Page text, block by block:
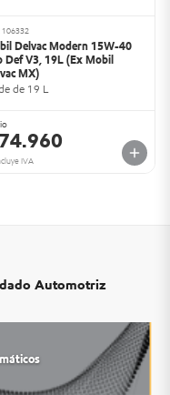
106332
Delvac Modern 15W-40
Def V3, 19L (Ex Mobil
MX)
de 19 L
IVA
Automotriz